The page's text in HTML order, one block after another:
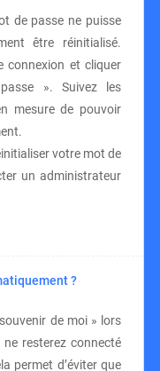
de passe ne puisse
être réinitialisé.
connexion et cliquer
». Suivez les
mesure de pouvoir
votre mot de
un administrateur
?
de moi » lors
resterez connecté
permet d’éviter que